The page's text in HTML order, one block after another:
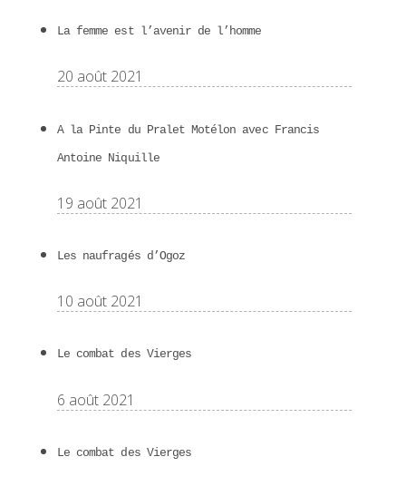
La femme est l’avenir de l’homme
20 août 2021
A la Pinte du Pralet Motélon avec Francis
Antoine Niquille
19 août 2021
Les naufragés d’Ogoz
10 août 2021
Le combat des Vierges
6 août 2021
Le combat des Vierges